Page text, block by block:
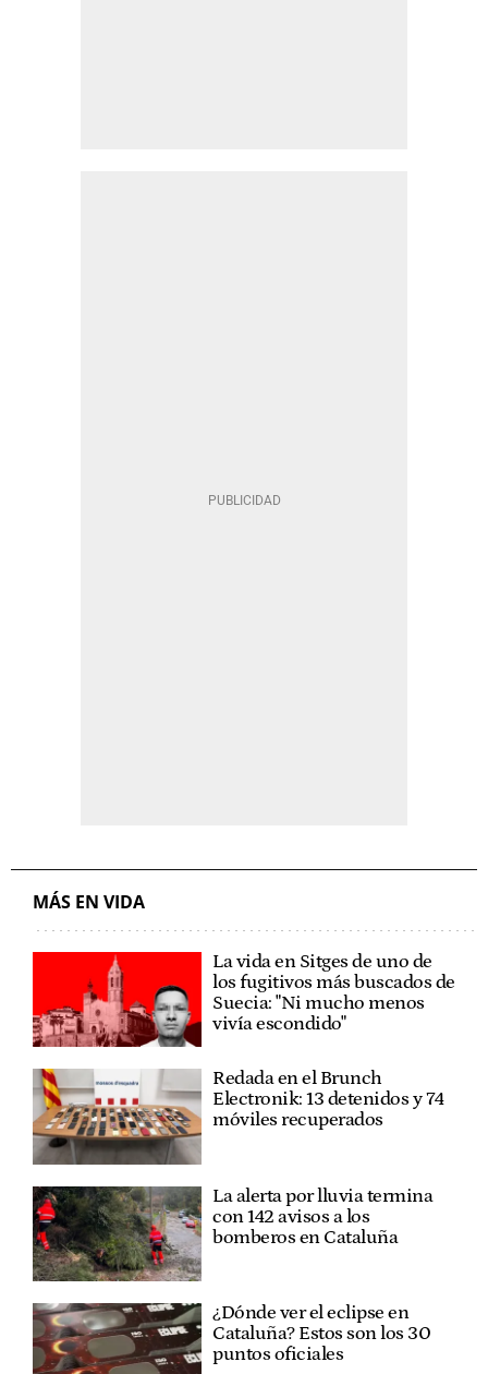
MÁS EN VIDA
La vida en Sitges de uno de
los fugitivos más buscados de
Suecia: "Ni mucho menos
vivía escondido"
Redada en el Brunch
Electronik: 13 detenidos y 74
móviles recuperados
La alerta por lluvia termina
con 142 avisos a los
bomberos en Cataluña
¿Dónde ver el eclipse en
Cataluña? Estos son los 30
puntos oficiales